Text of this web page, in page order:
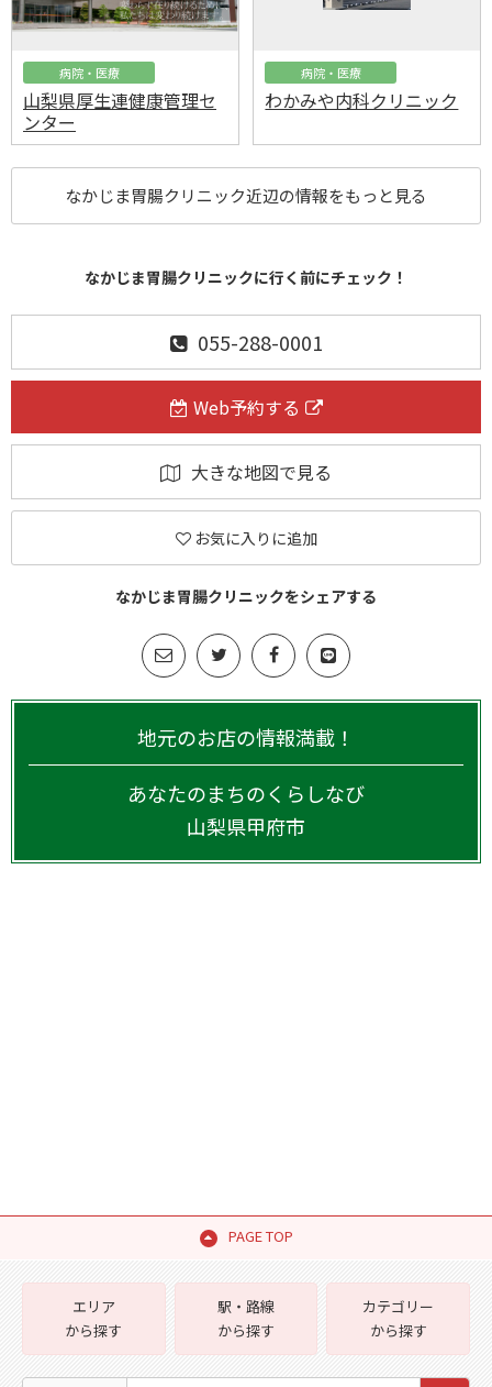
病院・医療
山梨県厚生連健康管理セ
ンター
病院・医療
わかみや内科クリニック
なかじま胃腸クリニック近辺の情報をもっと見る
なかじま胃腸クリニックに行く前にチェック！
055-288-0001
Web予約する
大きな地図で見る
お気に入りに追加
なかじま胃腸クリニックをシェアする
地元のお店の情報満載！
あなたのまちのくらしなび
山梨県甲府市
PAGE TOP
エリア
から探す
駅・路線
から探す
カテゴリー
から探す